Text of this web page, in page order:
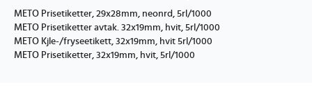
METO Prisetiketter, 29x28mm, neonrd, 5rl/1000
METO Prisetiketter avtak. 32x19mm, hvit, 5rl/1000
METO Kjle-/fryseetikett, 32x19mm, hvit 5rl/1000
METO Prisetiketter, 32x19mm, hvit, 5rl/1000